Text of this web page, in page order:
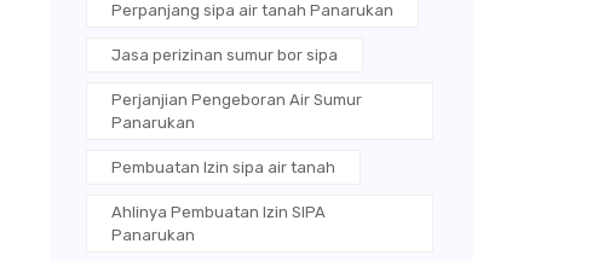
Perpanjang sipa air tanah Panarukan
Jasa perizinan sumur bor sipa
Perjanjian Pengeboran Air Sumur
Panarukan
Pembuatan Izin sipa air tanah
Ahlinya Pembuatan Izin SIPA
Panarukan